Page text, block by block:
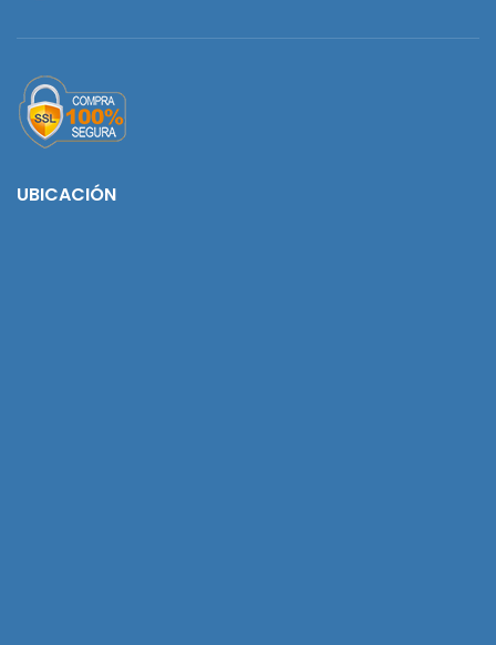
UBICACIÓN